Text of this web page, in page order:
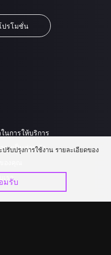
ปรโมชั่น
นการให้บริการ
ามเป็นส่วนตัว
เรา
รับปรุงการใช้งาน รายละเอียดของ
มรับ